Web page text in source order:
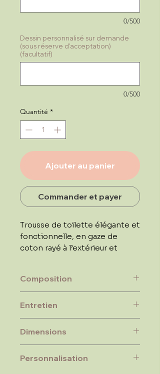
0/500
Dessin personnalisé sur demande
(sous réserve d'acceptation)
(facultatif)
0/500
Quantité *
Ajouter au panier
Commander et payer
Trousse de toilette élégante et
fonctionnelle, en gaze de
coton rayé à l’extérieur et
selon vos envies.
Composition
Intérieur en coton enduit.
Garnissage ouate 100%
polyester.
Entretien
Dimensions
Personnalisation